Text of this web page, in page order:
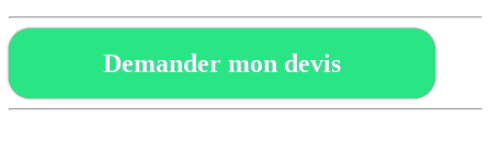
Demander mon devis